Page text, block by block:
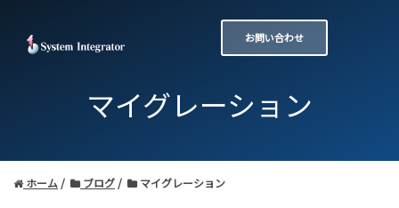
お問い合わせ
マイグレーション
ホーム ブログ マイグレーション